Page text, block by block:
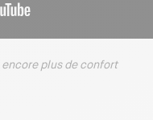
encore plus de confort